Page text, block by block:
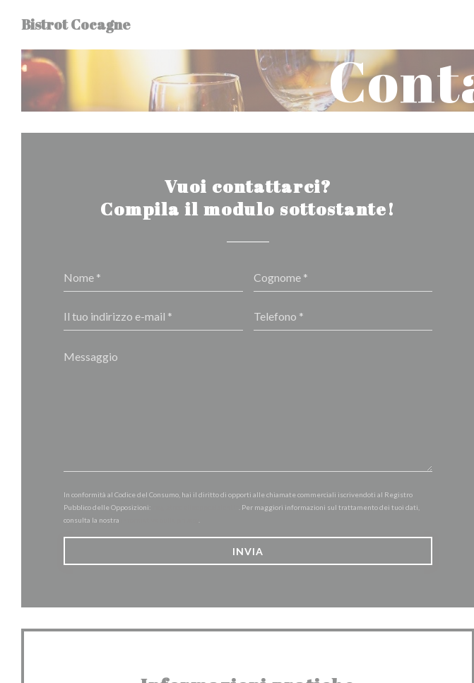
Bistrot Cocagne
Vuoi contattarci?
Compila il modulo sottostante!
In conformità al Codice del Consumo, hai il diritto di opporti alle chiamate commerciali iscrivendoti al Registro
Pubblico delle Opposizioni:
. Per maggiori informazioni sul trattamento dei tuoi dati,
consulta la nostra